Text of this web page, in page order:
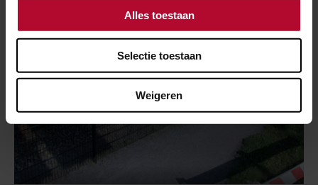
Alles toestaan
Selectie toestaan
Weigeren